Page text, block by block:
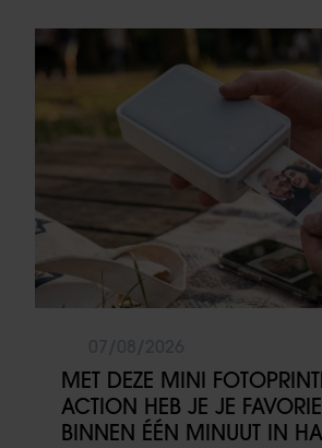
MET DEZE MINI
ACTION HEB JE JE
BINNEN ÉÉN MINUUT IN